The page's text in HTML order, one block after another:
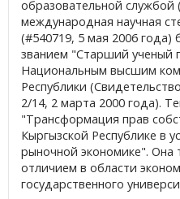
образовательной
международная научная
(#540719, 5 мая 2006 года)
званием "Старший ученый
Национальным высшим
Республики
2/14, 2 марта 2000 года).
"Трансформация прав
Кыргызской Республике в
рыночной экономике". Она
отличием в области
государственного